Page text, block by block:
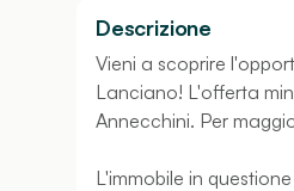
Descrizione
Vieni a scoprire
Lanciano! L'offerta
Annecchini. Per
L'immobile in